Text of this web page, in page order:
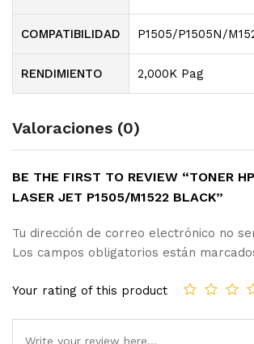
COMPATIBILIDAD P1505/P1505N/
RENDIMIENTO 2,000K Pag
Valoraciones (0)
BE THE FIRST TO REVIEW “TONER
LASER JET P1505/M1522 BLACK”
Tu dirección de correo electrónico no
Los campos obligatorios están
Your rating of this product